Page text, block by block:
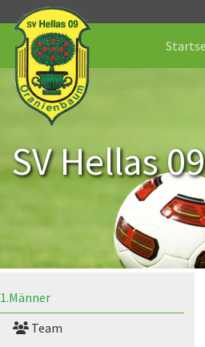
SV Hellas
1.Männer
Team